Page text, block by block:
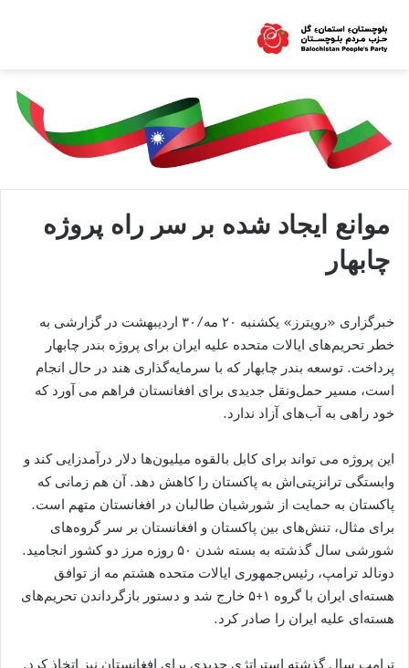
موانع ایجاد شده بر سر راه پروژه
چابهار
خبرگزاری «رویترز» یکشنبه ۲۰ مه/۳۰ اردیبهشت در گزارشی به
خطر تحریم‌های ایالات متحده علیه ایران برای پروژه بندر چابهار
پرداخت. توسعه بندر چابهار که با سرمایه‌گذاری هند در حال انجام
است، مسیر حمل‌و‌نقل جدیدی برای افغانستان فراهم می‌ آورد که
خود راهی به آب‌های آزاد ندارد.
این پروژه می ‌تواند برای کابل بالقوه میلیون‌ها دلار درآمدزایی کند و
وابستگی ترانزیتی‌اش به پاکستان را کاهش دهد. آن هم زمانی که
پاکستان به حمایت از شورشیان طالبان در افغانستان متهم است.
برای مثال، تنش‌های بین پاکستان و افغانستان بر سر گروه‌های
شورشی سال گذشته به بسته‌ شدن ۵۰ روزه مرز دو کشور انجامید.
دونالد ترامپ، رئیس‌جمهوری ایالات متحده هشتم مه از توافق
هسته‌ای ایران با گروه ۱+۵ خارج شد و دستور بازگرداندن تحریم‌های
هسته‌ای علیه ایران را صادر کرد.
ترامپ سال گذشته استراتژی جدیدی برای افغانستان نیز اتخاذ کرد.